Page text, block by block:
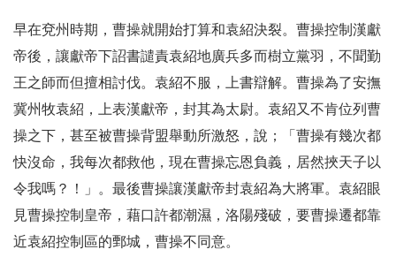
早在兗州時期，曹操就開始打算和袁紹決裂。曹操控制漢獻
帝後，讓獻帝下詔書譴責袁紹地廣兵多而樹立黨羽，不聞勤
王之師而但擅相討伐。袁紹不服，上書辯解。曹操為了安撫
冀州牧袁紹，上表漢獻帝，封其為太尉。袁紹又不肯位列曹
操之下，甚至被曹操背盟舉動所激怒，說；「曹操有幾次都
快沒命，我每次都救他，現在曹操忘恩負義，居然挾天子以
令我嗎？！」。最後曹操讓漢獻帝封袁紹為大將軍。袁紹眼
見曹操控制皇帝，藉口許都潮濕，洛陽殘破，要曹操遷都靠
近袁紹控制區的鄄城，曹操不同意。